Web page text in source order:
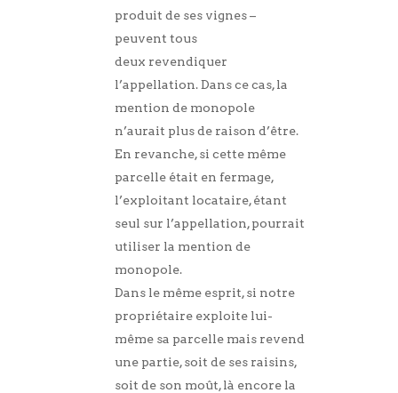
produit de ses vignes –
peuvent tous
deux revendiquer
l’appellation. Dans ce cas, la
mention de monopole
n’aurait plus de raison d’être.
En revanche, si cette même
parcelle était en fermage,
l’exploitant locataire, étant
seul sur l’appellation, pourrait
utiliser la mention de
monopole.
Dans le même esprit, si notre
propriétaire exploite lui-
même sa parcelle mais revend
une partie, soit de ses raisins,
soit de son moût, là encore la